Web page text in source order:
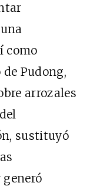
como
Pudong,
arrozales
sustituyó